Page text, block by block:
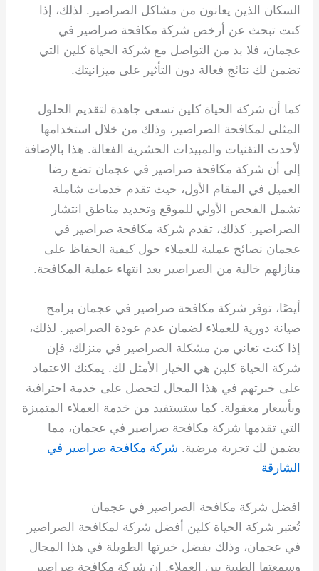
السكان الذين يعانون من مشاكل الصراصير. لذلك، إذا
كنت تبحث عن أرخص شركة مكافحة صراصير في
عجمان، فلا بد من التواصل مع شركة الحياة كلين التي
تضمن لك نتائج فعالة دون التأثير على ميزانيتك.
كما أن شركة الحياة كلين تسعى جاهدة لتقديم الحلول
المثلى لمكافحة الصراصير، وذلك من خلال استخدامها
لأحدث التقنيات والمبيدات الحشرية الفعالة. هذا بالإضافة
إلى أن شركة مكافحة صراصير في عجمان تضع رضا
العميل في المقام الأول، حيث تقدم خدمات شاملة
تشمل الفحص الأولي للموقع وتحديد مناطق انتشار
الصراصير. كذلك، تقدم شركة مكافحة صراصير في
عجمان نصائح عملية للعملاء حول كيفية الحفاظ على
منازلهم خالية من الصراصير بعد انتهاء عملية المكافحة.
أيضًا، توفر شركة مكافحة صراصير في عجمان برامج
صيانة دورية للعملاء لضمان عدم عودة الصراصير. لذلك،
إذا كنت تعاني من مشكلة الصراصير في منزلك، فإن
شركة الحياة كلين هي الخيار الأمثل لك. يمكنك الاعتماد
على خبرتهم في هذا المجال لتحصل على خدمة احترافية
وبأسعار معقولة. كما ستستفيد من خدمة العملاء المتميزة
التي تقدمها شركة مكافحة صراصير في عجمان، مما
يضمن لك تجربة مرضية. شركة مكافحة صراصير في
الشارقة
افضل شركة مكافحة الصراصير في عجمان
تُعتبر شركة الحياة كلين أفضل شركة لمكافحة الصراصير
في عجمان، وذلك بفضل خبرتها الطويلة في هذا المجال
وسمعتها الطيبة بين العملاء. إن شركة مكافحة صراصير